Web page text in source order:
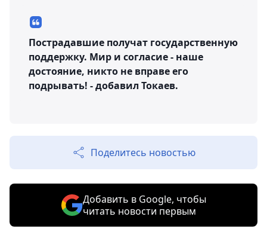
Пострадавшие получат государственную
поддержку. Мир и согласие - наше
достояние, никто не вправе его
подрывать! - добавил Токаев.
Поделитесь новостью
Добавить в Google, чтобы
читать новости первым